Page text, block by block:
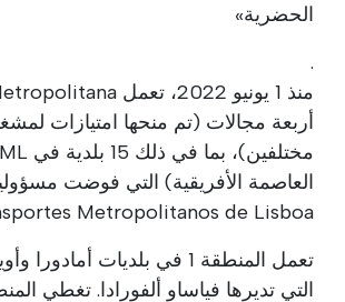
الحضرية»
.
أربعة مجالات (تم منحها امتيازات
العاصمة الأفريقية) التي فوضت
Metropolitanos de Lisboa.
تعمل المنطقة 1 في بلديات